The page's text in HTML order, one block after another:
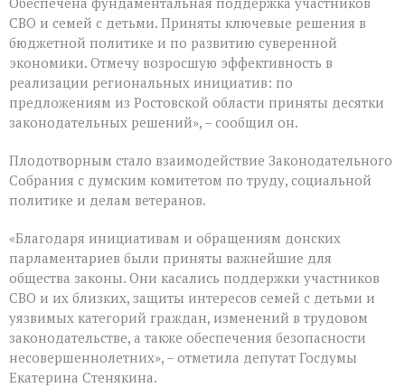
для
VIII
созыва
СВО и семей с детьми. Приняты ключевые решения в
бюджетной политике и по развитию суверенной
экономики. Отмечу возросшую эффективность в
реализации региональных инициатив: по
предложениям из Ростовской области приняты десятки
законодательных решений», – сообщил он.
Плодотворным стало взаимодействие Законодательного
Собрания с думским комитетом по труду, социальной
политике и делам ветеранов.
«Благодаря инициативам и обращениям донских
парламентариев были приняты важнейшие для
общества законы. Они касались поддержки участников
СВО и их близких, защиты интересов семей с детьми и
уязвимых категорий граждан, изменений в трудовом
законодательстве, а также обеспечения безопасности
несовершеннолетних», – отметила депутат Госдумы
Екатерина Стенякина.